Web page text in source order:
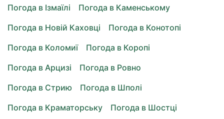
Погода в Ізмаїлі
Погода в Каменському
Погода в Новій Каховці
Погода в Конотопі
Погода в Коломиї
Погода в Коропі
Погода в Арцизі
Погода в Ровно
Погода в Стрию
Погода в Шполі
Погода в Краматорську
Погода в Шостці